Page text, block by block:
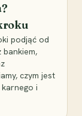
podjąć od
czym jest
i